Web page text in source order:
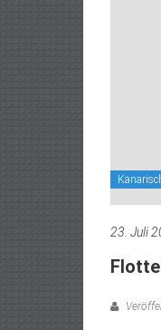
23. Juli